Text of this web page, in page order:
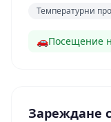
Температурни
🚗Посещение
Зареждане